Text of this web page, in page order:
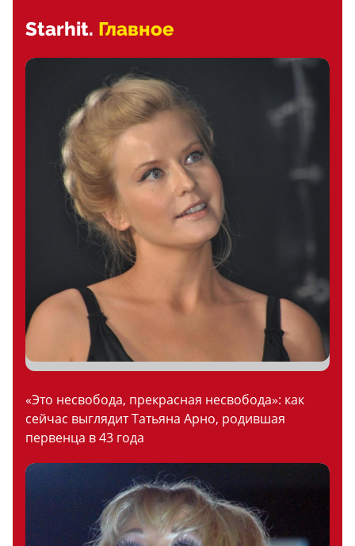
Starhit. Главное
«Это несвобода, прекрасная несвобода»: как
сейчас выглядит Татьяна Арно, родившая
первенца в 43 года